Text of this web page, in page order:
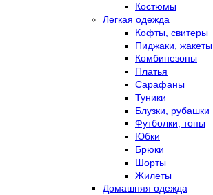
Костюмы
Легкая одежда
Кофты, свитеры
Пиджаки, жакеты
Комбинезоны
Платья
Сарафаны
Туники
Блузки, рубашки
Футболки, топы
Юбки
Брюки
Шорты
Жилеты
Домашняя одежда